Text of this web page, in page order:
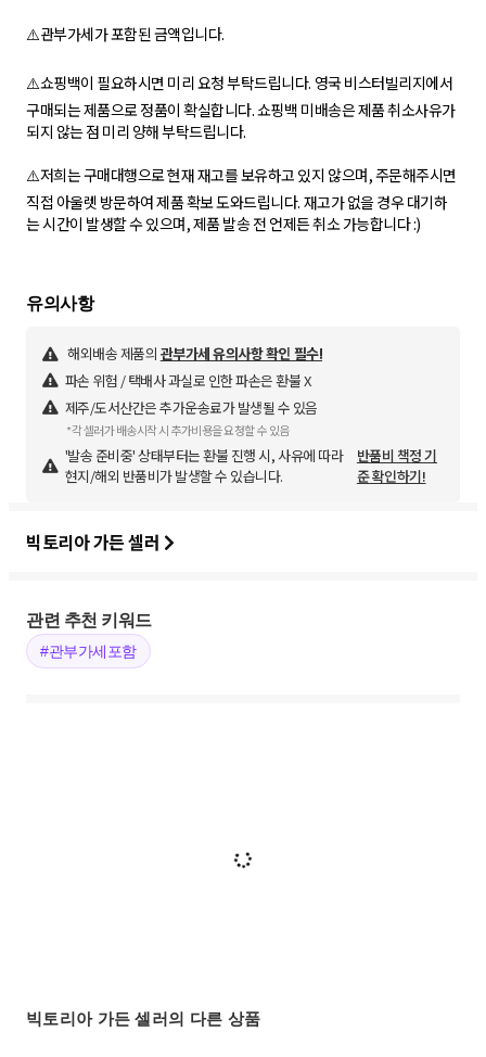
⚠️관부가세가 포함된 금액입니다.
⚠️쇼핑백이 필요하시면 미리 요청 부탁드립니다. 영국 비스터빌리지에서
구매되는 제품으로 정품이 확실합니다. 쇼핑백 미배송은 제품 취소사유가
되지 않는 점 미리 양해 부탁드립니다.
⚠️저희는 구매대행으로 현재 재고를 보유하고 있지 않으며, 주문해주시면
직접 아울렛 방문하여 제품 확보 도와드립니다. 재고가 없을 경우 대기하
는 시간이 발생할 수 있으며, 제품 발송 전 언제든 취소 가능합니다 :)
유의사항
해외배송 제품의 관부가세 유의사항 확인 필수!
파손 위험 / 택배사 과실로 인한 파손은 환불 X
제주/도서산간은 추가운송료가 발생될 수 있음
*각 셀러가 배송시작 시 추가비용을 요청할 수 있음
'발송 준비중' 상태부터는 환불 진행 시, 사유에 따라
현지/해외 반품비가 발생할 수 있습니다.
반품비 책정 기
준 확인하기!
빅토리아 가든 셀러
관련 추천 키워드
#관부가세포함
빅토리아 가든 셀러의 다른 상품